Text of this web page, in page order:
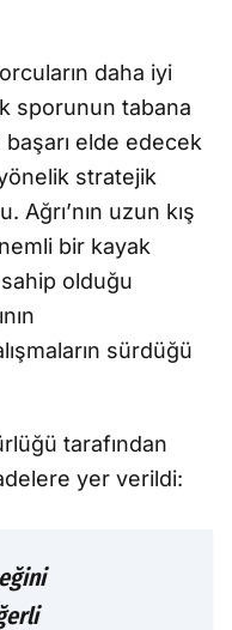
daha iyi
sporunun tabana
başarı elde edecek
stratejik
uzun kış
bir kayak
olduğu
sürdüğü
tarafından
yer verildi: